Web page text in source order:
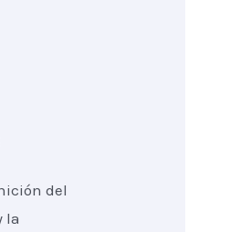
del
la